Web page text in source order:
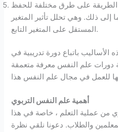
الطريقة على طرق مختلفة للحفظ
إلى ذلك. وهي تحلل تأثير المتغير
المستقل على المتغير التابع.
باتباع دورة تدريبية في
علم النفس معرفة متعمقة
أهمية علم النفس التربوي
من عملية التعلم ، خاصة في هذا
والطلاب. دعونا نلقي نظرة